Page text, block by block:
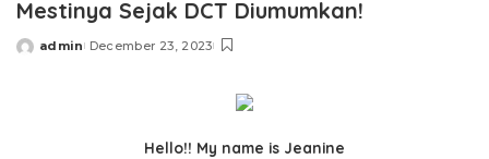
Mestinya Sejak DCT Diumumkan!
Posted
admin December 23, 2023
Hello!! My name is Jeanine